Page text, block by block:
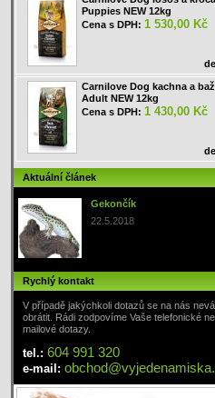
Puppies NEW 12kg
Cena s DPH: 1 530,00 Kč
Carnilove Dog kachna a
Adult NEW 12kg
Cena s DPH: 1 430,00 Kč
Aktuální článek
Gekončík
22.5.2018
Rychlý kontakt
V případě jakýchkoli dotazů se na nás
obrátit. Rádi zodpovíme Vaše telefonické
mailové dotazy.
tel.: 604 991 320
e-mail: obchod@vyjedenamiska